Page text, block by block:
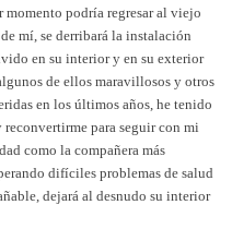
momento podría regresar al viejo
mí, se derribará la instalación
en su interior y en su exterior
de ellos maravillosos y otros
en los últimos años, he tenido
para seguir con mi
como la compañera más
difíciles problemas de salud
dejará al desnudo su interior